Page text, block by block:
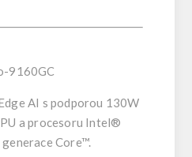
9160GC
AI s podporou 130W
a procesoru Intel®
Core™.